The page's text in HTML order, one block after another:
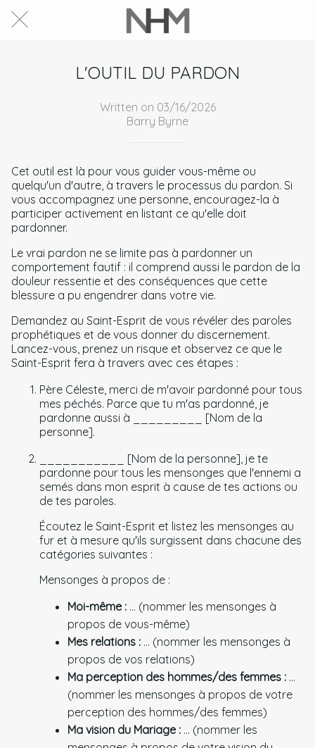
L'OUTIL DU PARDON
Written on 03/16/2026
Barry Byrne
Cet outil est là pour vous guider vous-même ou
quelqu'un d'autre, à travers le processus du pardon. Si
vous accompagnez une personne, encouragez-la à
participer activement en listant ce qu'elle doit
pardonner.
Le vrai pardon ne se limite pas à pardonner un
comportement fautif : il comprend aussi le pardon de la
douleur ressentie et des conséquences que cette
blessure a pu engendrer dans votre vie.
Demandez au Saint-Esprit de vous révéler des paroles
prophétiques et de vous donner du discernement.
Lancez-vous, prenez un risque et observez ce que le
Saint-Esprit fera à travers avec ces étapes :
Père Céleste, merci de m'avoir pardonné pour tous
mes péchés. Parce que tu m'as pardonné, je
pardonne aussi à _________ [Nom de la
personne].
___________ [Nom de la personne], je te
pardonne pour tous les mensonges que l'ennemi a
semés dans mon esprit à cause de tes actions ou
de tes paroles.
Écoutez le Saint-Esprit et listez les mensonges au
fur et à mesure qu'ils surgissent dans chacune des
catégories suivantes :
Mensonges à propos de :
Moi-même : ... (nommer les mensonges à
propos de vous-même)
Mes relations : ... (nommer les mensonges à
propos de vos relations)
Ma perception des hommes/des femmes : ...
(nommer les mensonges à propos de votre
perception des hommes/des femmes)
Ma vision du Mariage : ... (nommer les